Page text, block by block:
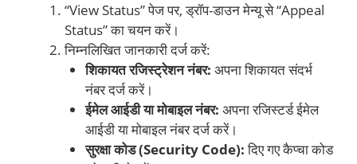
“View Status” पेज पर, ड्रॉप-डाउन मेन्यू से “Appeal
Status” का चयन करें।
निम्नलिखित जानकारी दर्ज करें:
शिकायत रजिस्ट्रेशन नंबर: अपना शिकायत संदर्भ
नंबर दर्ज करें।
ईमेल आईडी या मोबाइल नंबर: अपना रजिस्टर्ड ईमेल
आईडी या मोबाइल नंबर दर्ज करें।
सुरक्षा कोड (Security Code):दिए गए कैप्चा कोड